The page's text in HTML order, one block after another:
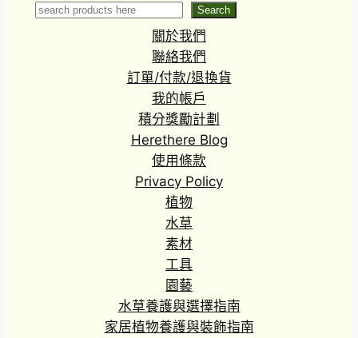
Search Search
關於我們
聯絡我們
訂單/付款/退換貨
我的帳戶
積分獎勵計劃
Herethere Blog
使用條款
Privacy Policy
植物
水草
素材
工具
園藝
水草養護與選擇指南
家居植物養護與裝飾指南